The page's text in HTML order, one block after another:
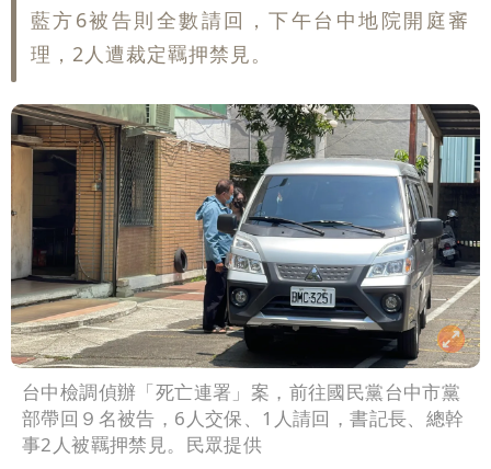
藍方6被告則全數請回，下午台中地院開庭審
理，2人遭裁定羈押禁見。
台中檢調偵辦「死亡連署」案，前往國民黨台中市黨
部帶回９名被告，6人交保、1人請回，書記長、總幹
事2人被羈押禁見。民眾提供